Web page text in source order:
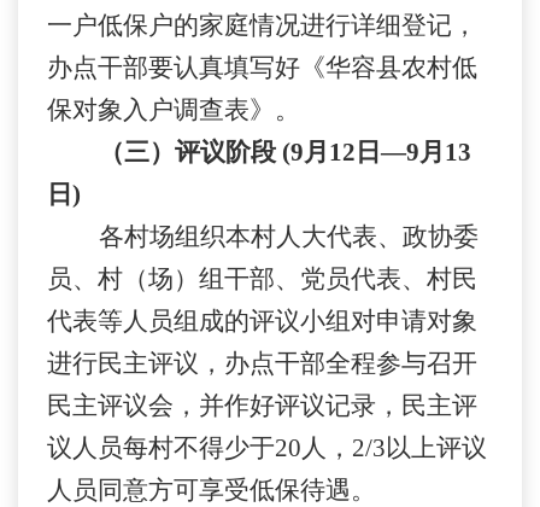
一户低保户的家庭情况进行详细登记，
办点干部要认真填写好《华容县农村低
保对象入户调查表》。
（三）评议阶段(9月 12 日—9月 13
日 )
各村场组织本村人大代表、政协委
员、村（场）组干部、党员代表、村民
代表等人员组成的评议小组对申请对象
进行民主评议，办点干部全程参与召开
民主评议会，并作好评议记录，民主评
议人员每村不得少于20人， 2/3以上评议
人员同意方可享受低保待遇。